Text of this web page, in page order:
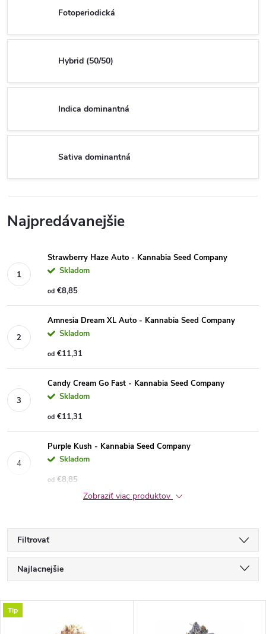
Fotoperiodická
Hybrid (50/50)
Indica dominantná
Sativa dominantná
Najpredávanejšie
Strawberry Haze Auto - Kannabia Seed Company
Skladom
od €8,85
Amnesia Dream XL Auto - Kannabia Seed Company
Skladom
od €11,31
Candy Cream Go Fast - Kannabia Seed Company
Skladom
od €11,31
Purple Kush - Kannabia Seed Company
Skladom
od €8,85
Zobraziť viac produktov
Filtrovať
R
a
Najlacnejšie
Najpredávanejšie
V
Tip